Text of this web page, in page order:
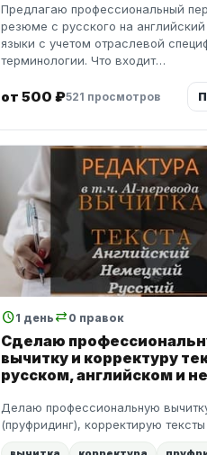
Предлагаю профессиональный
резюме с русского на
языки с учетом отраслевой
терминологии. Что входит…
от 500 ₽521 просмотров
schedule1 день sync_alt 0 правок
Сделаю
вычитку и корректуру
русском, английском и
Делаю профессиональную
(пруфридинг), корректирую тексты